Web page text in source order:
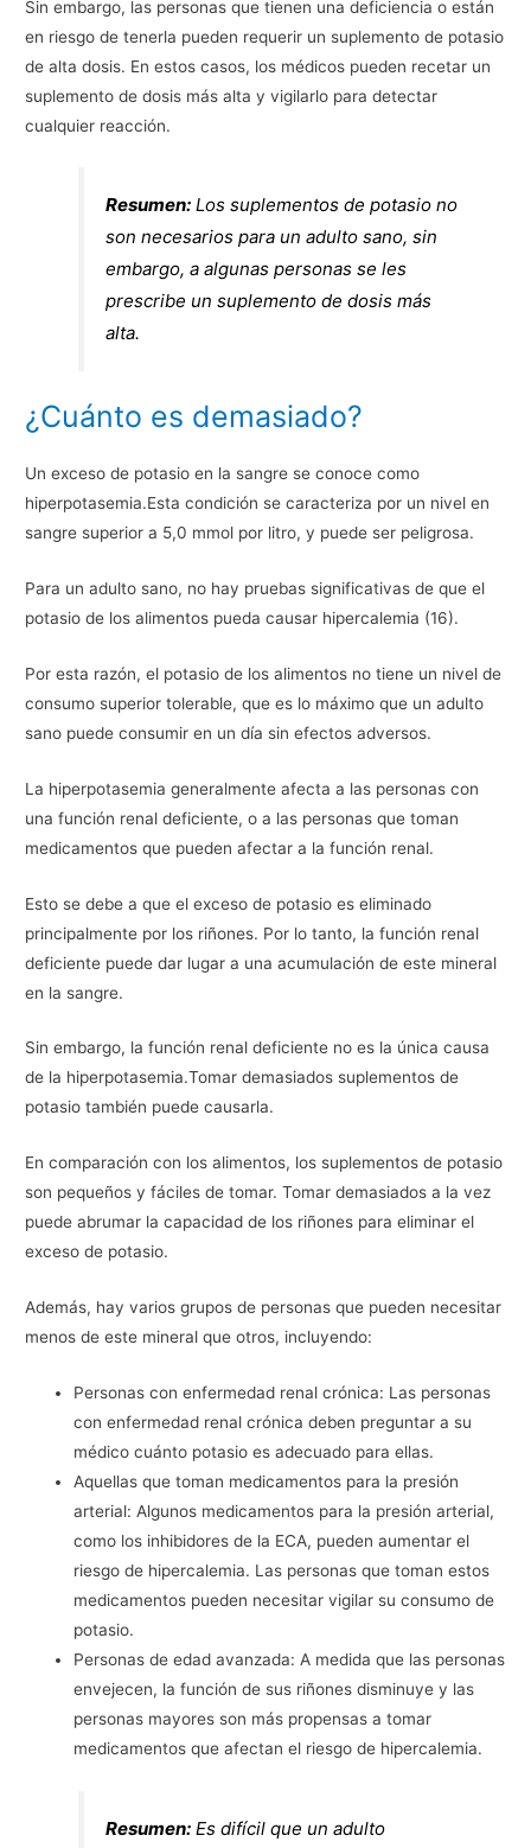
Sin embargo, las personas que tienen una deficiencia o están
en riesgo de tenerla pueden requerir un suplemento de potasio
de alta dosis. En estos casos, los médicos pueden recetar un
suplemento de dosis más alta y vigilarlo para detectar
cualquier reacción.
Resumen: Los suplementos de potasio no
son necesarios para un adulto sano, sin
embargo, a algunas personas se les
prescribe un suplemento de dosis más
alta.
¿Cuánto es demasiado?
Un exceso de potasio en la sangre se conoce como
hiperpotasemia.Esta condición se caracteriza por un nivel en
sangre superior a 5,0 mmol por litro, y puede ser peligrosa.
Para un adulto sano, no hay pruebas significativas de que el
potasio de los alimentos pueda causar hipercalemia (16).
Por esta razón, el potasio de los alimentos no tiene un nivel de
consumo superior tolerable, que es lo máximo que un adulto
sano puede consumir en un día sin efectos adversos.
La hiperpotasemia generalmente afecta a las personas con
una función renal deficiente, o a las personas que toman
medicamentos que pueden afectar a la función renal.
Esto se debe a que el exceso de potasio es eliminado
principalmente por los riñones. Por lo tanto, la función renal
deficiente puede dar lugar a una acumulación de este mineral
en la sangre.
Sin embargo, la función renal deficiente no es la única causa
de la hiperpotasemia.Tomar demasiados suplementos de
potasio también puede causarla.
En comparación con los alimentos, los suplementos de potasio
son pequeños y fáciles de tomar. Tomar demasiados a la vez
puede abrumar la capacidad de los riñones para eliminar el
exceso de potasio.
Además, hay varios grupos de personas que pueden necesitar
menos de este mineral que otros, incluyendo:
Personas con enfermedad renal crónica: Las personas
con enfermedad renal crónica deben preguntar a su
médico cuánto potasio es adecuado para ellas.
Aquellas que toman medicamentos para la presión
arterial: Algunos medicamentos para la presión arterial,
como los inhibidores de la ECA, pueden aumentar el
riesgo de hipercalemia. Las personas que toman estos
medicamentos pueden necesitar vigilar su consumo de
potasio.
Personas de edad avanzada: A medida que las personas
envejecen, la función de sus riñones disminuye y las
personas mayores son más propensas a tomar
medicamentos que afectan el riesgo de hipercalemia.
Resumen: Es difícil que un adulto